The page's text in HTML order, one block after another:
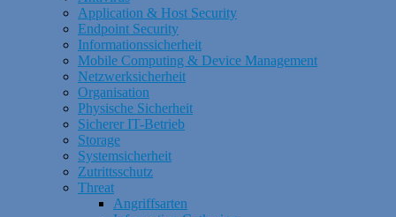
Application & Host Security
Endpoint Security
Informationssicherheit
Mobile Computing & Device Management
Netzwerksicherheit
Organisation
Physische Sicherheit
Sicherer IT-Betrieb
Storage
Systemsicherheit
Zutrittsschutz
Threat
Angriffsarten